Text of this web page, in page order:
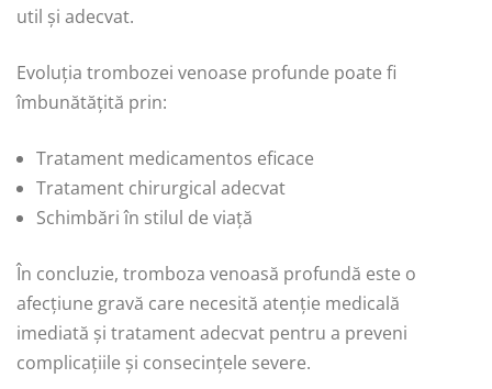
util și adecvat.
Evoluția trombozei venoase profunde poate fi
îmbunătățită prin:
Tratament medicamentos eficace
Tratament chirurgical adecvat
Schimbări în stilul de viață
În concluzie, tromboza venoasă profundă este o
afecțiune gravă care necesită atenție medicală
imediată și tratament adecvat pentru a preveni
complicațiile și consecințele severe.